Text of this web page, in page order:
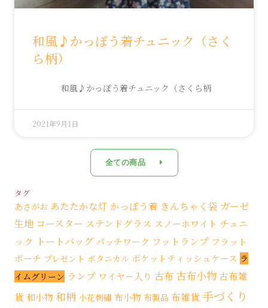
和風♪かっぽう着チュニック（さく
ら柄）
和風♪かっぽう着チュニック（さくら柄
2021年9月1日
全ての商品
タグ
あさがお あたたかな灯 かっぽう着 きんちゃく袋 ガーゼ
生地 コースター ステンドグラス スノーホワイト チュニ
ック トートバッグ パッチワーク フットランプ フラット
ポーチ プレゼント ボタニカル ポケットティッシュケース ラ
イムグリーン ランプ ワイヤー入り 古布 古布小物古布雑
貨 和小物 和柄 小花刺繡 布小物 布製品 布雑貨 手づくり